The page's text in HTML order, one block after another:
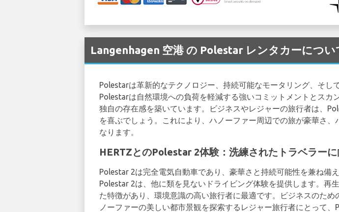
Langenhagen 空港 の Polestar レンタカーについ
Polestarは革新的なテクノロジー、持続可能なモータリング、そし
Polestarは自然環境への負荷を軽減する強いコミットメントとスカ
独自の存在感を築いています。ビジネスやレジャーの旅行者は、
を喜ぶでしょう。これにより、ハノーファー周辺での旅が豪華さ
なります。
HERTZとのPolestar 2体験：洗練されたトラベラー
Polestar 2は完全電気自動車であり、豪華さと持続可能性を兼ね備
Polestar 2は、他に類を見ないドライビング体験を提供します。再
た特徴があり、環境意識の高い旅行者に最適です。ビジネスのた
ノーファーの美しい都市景観を探索するレジャー旅行者にとって、